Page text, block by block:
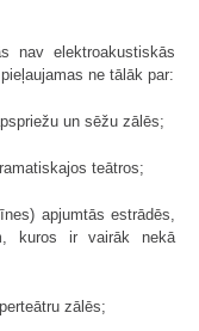
nav elektroakustiskās
ne tālāk par:
un sēžu zālēs;
teātros;
apjumtās estrādēs,
kuros ir vairāk nekā
zālēs;